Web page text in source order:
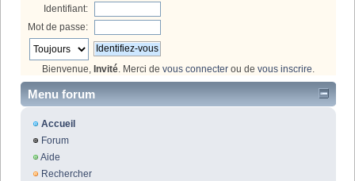
Identifiant:
Mot de passe:
Bienvenue, Invité . Merci de vous connecter ou de vous inscrire
Menu forum
Accueil
Forum
Aide
Rechercher